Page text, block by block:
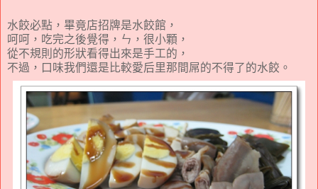
水餃必點，畢竟店招牌是水餃館，
呵呵，吃完之後覺得，ㄣ，很小顆，
從不規則的形狀看得出來是手工的，
不過，口味我們還是比較愛后里那間屌的不得了的水餃。